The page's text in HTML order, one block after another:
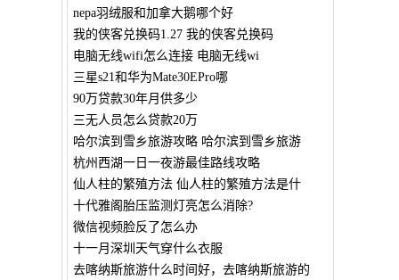
nepa羽绒服和加拿大鹅哪个好
我的侠客兑换码1.27 我的侠客兑换码
电脑无线wifi怎么连接 电脑无线wi
三星s21和华为Mate30EPro哪
90万贷款30年月供多少
三无人员怎么贷款20万
哈尔滨到雪乡旅游攻略 哈尔滨到雪乡旅游
杭州西湖一日一夜游最佳路线攻略
仙人柱的繁殖方法 仙人柱的繁殖方法是什
十代雅阁胎压监测灯亮怎么消除?
微信视频脸反了怎么办
十一月深圳天气穿什么衣服
去喀纳斯旅游什么时间好，去喀纳斯旅游的